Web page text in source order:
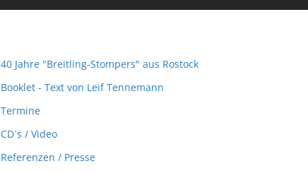
40 Jahre "Breitling-Stompers" aus Rostock
Booklet - Text von Leif Tennemann
Termine
CD´s / Video
Referenzen / Presse